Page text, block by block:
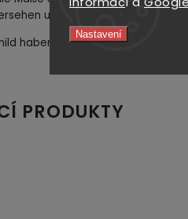
Nastavení
und hat ein Loch zum
haben wir von einem Hersteller
PRODUKTY